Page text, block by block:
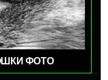
ФОТО